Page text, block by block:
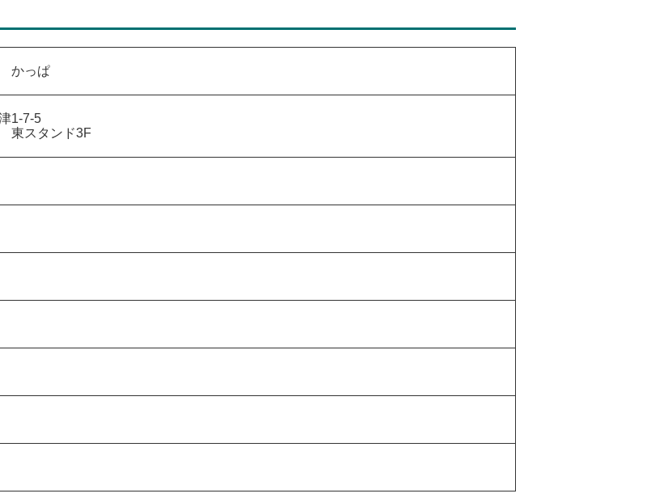
かっぱ
1-7-5
東スタンド3F